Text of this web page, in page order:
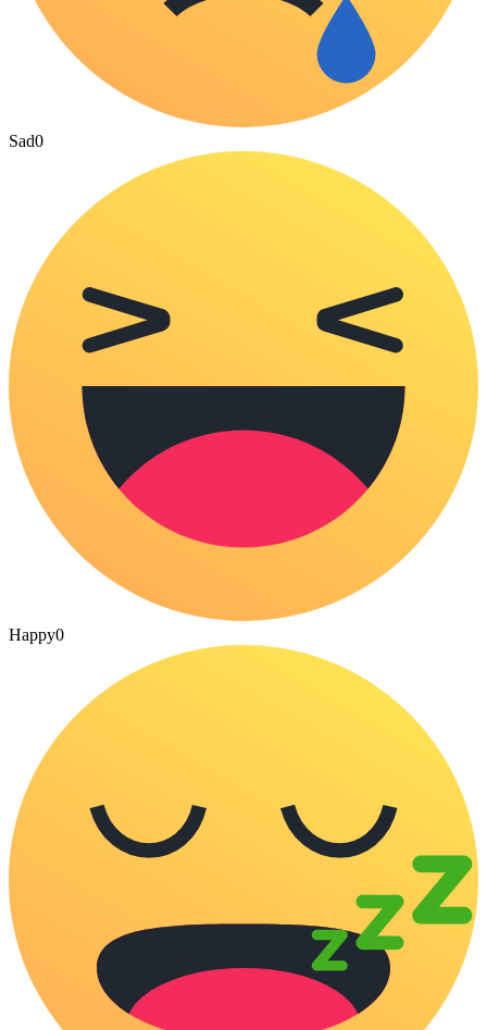
Sad0
Happy0